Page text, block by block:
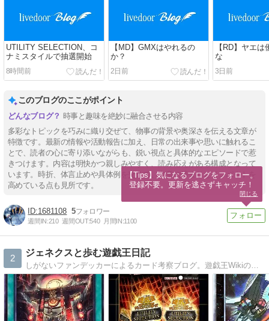
UTILITY SELECTION、コ
ナミスタイルで抽選開始
8時間前
【MD】GMXはやれるの
か？
2日前
【RD】ヤエ
な
3日前
このブログのここがポイント
時事と趣味を絶妙に融合させる内容
多彩なトピックを巧みに織り交ぜて、物事の背景や奥深さを伝える文章が
特徴です。最新の情報や活動報告に加え、日常の出来事や思いに触れるこ
とで、読者の心に寄り添いながらも、鋭い視点と具体的なエピソードで惹
きつけます。内容は明快かつ親しみやすく、読み応えがある構成となって
います。時折、体言止めや具体例を交えて、文章の締まりとインパクトを
高めている点も見所です。
1681108 5
週間IN:210 週間OUT:540 月間IN:1100
2
ジェネクスと歩む遊戯王日記
しがないファンデッカーによるカード考察ブログ。遊戯王Wikiの一歩先へ、を意識して書いています。
【Tips】気になるブログをフォロー。
登録不要。更新を逃さずキャッチ！
閉じる